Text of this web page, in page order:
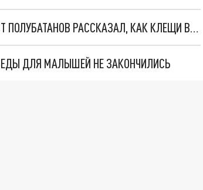
ОСНОВНЫЕ ИНДИКАТОРЫ ЖЕРТВЫ: ИНФЕКЦИОНИСТ ПОЛУБАТАНОВ РАССКАЗАЛ, КАК КЛЕЩИ ВЫСЛЕЖИВАЮТ ЛЮДЕЙ
ДЛЯ МАЛЫШЕЙ НЕ ЗАКОНЧИЛИСЬ